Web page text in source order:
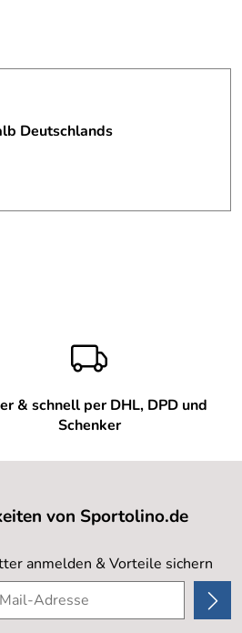
Deutschlands
& schnell per DHL, DPD und
Schenker
von Sportolino.de
anmelden & Vorteile sichern